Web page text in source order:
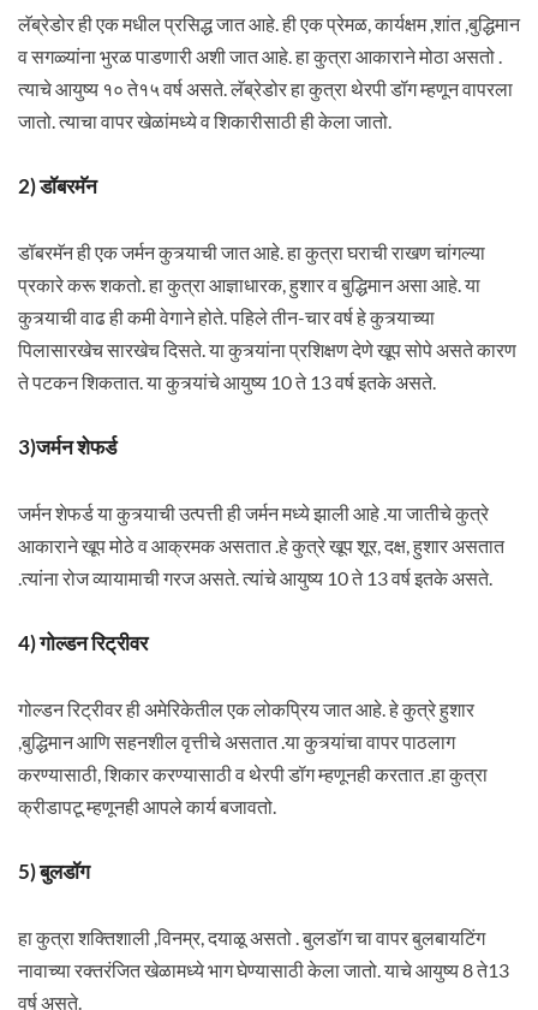
लॅब्रेडोर ही एक मधील प्रसिद्ध जात आहे. ही एक प्रेमळ, कार्यक्षम ,शांत ,बुद्धिमान
व सगळ्यांना भुरळ पाडणारी अशी जात आहे. हा कुत्रा आकाराने मोठा असतो .
त्याचे आयुष्य १० ते१५ वर्ष असते. लॅब्रेडोर हा कुत्रा थेरपी डॉग म्हणून वापरला
जातो. त्याचा वापर खेळांमध्ये व शिकारीसाठी ही केला जातो.
2) डॉबरमॅन
डॉबरमॅन ही एक जर्मन कुत्र्याची जात आहे. हा कुत्रा घराची राखण चांगल्या
प्रकारे करू शकतो. हा कुत्रा आज्ञाधारक, हुशार व बुद्धिमान असा आहे. या
कुत्र्याची वाढ ही कमी वेगाने होते. पहिले तीन-चार वर्ष हे कुत्र्याच्या
पिलासारखेच सारखेच दिसते. या कुत्र्यांना प्रशिक्षण देणे खूप सोपे असते कारण
ते पटकन शिकतात. या कुत्र्यांचे आयुष्य 10 ते 13 वर्ष इतके असते.
3)जर्मन शेफर्ड
जर्मन शेफर्ड या कुत्र्याची उत्पत्ती ही जर्मन मध्ये झाली आहे .या जातीचे कुत्रे
आकाराने खूप मोठे व आक्रमक असतात .हे कुत्रे खूप शूर, दक्ष, हुशार असतात
.त्यांना रोज व्यायामाची गरज असते. त्यांचे आयुष्य 10 ते 13 वर्ष इतके असते.
4) गोल्डन रिट्रीवर
गोल्डन रिट्रीवर ही अमेरिकेतील एक लोकप्रिय जात आहे. हे कुत्रे हुशार
,बुद्धिमान आणि सहनशील वृत्तीचे असतात .या कुत्र्यांचा वापर पाठलाग
करण्यासाठी, शिकार करण्यासाठी व थेरपी डॉग म्हणूनही करतात .हा कुत्रा
क्रीडापटू म्हणूनही आपले कार्य बजावतो.
5) बुलडॉग
हा कुत्रा शक्तिशाली ,विनम्र, दयाळू असतो . बुलडॉग चा वापर बुलबायटिंग
नावाच्या रक्तरंजित खेळामध्ये भाग घेण्यासाठी केला जातो. याचे आयुष्य 8 ते13
वर्ष असते.